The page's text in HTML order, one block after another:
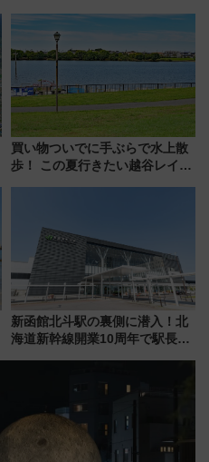
ディング＆カジュアルパーティ
ープラン
買い物ついでに手ぶらで水上散
歩！ この夏行きたい越谷レイク
新函館北斗駅の裏側に潜入！北
海道新幹線開業10周年で駅長